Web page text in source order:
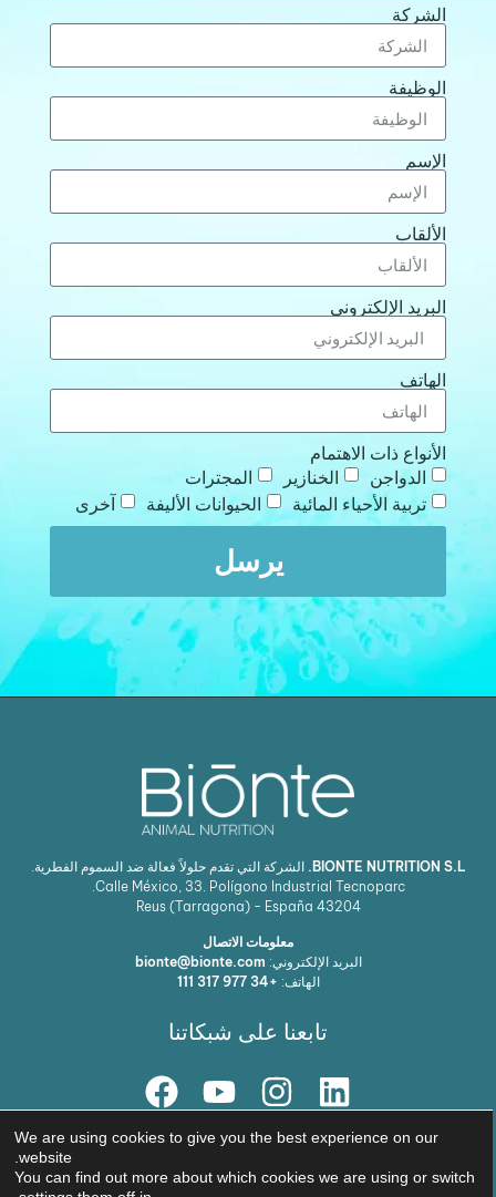
الشركة
الوظيفة
الإسم
الألقاب
البريد الإلكتروني
الهاتف
الأنواع ذات الاهتمام
الدواجن
الخنازير
المجترات
تربية الأحياء المائية
الحيوانات الأليفة آخرى
يرسل
BIONTE NUTRITION S.L.
الشركة التي تقدم حلولاً فعالة ضد السموم الفطرية.
Calle México, 33. Polígono Industrial Tecnoparc.
43204
Reus (Tarragona) - España
معلومات الاتصال
البريد الإلكتروني: bionte@bionte.com
الهاتف: +34 977 317 111
تابعنا على شبكاتنا
حلنا
© Copyright 2026 BIŌNTE NUTRITION S.L.
We are using cookies to give you the best experience on our
website.
You can find out more about which cookies we are using or switch